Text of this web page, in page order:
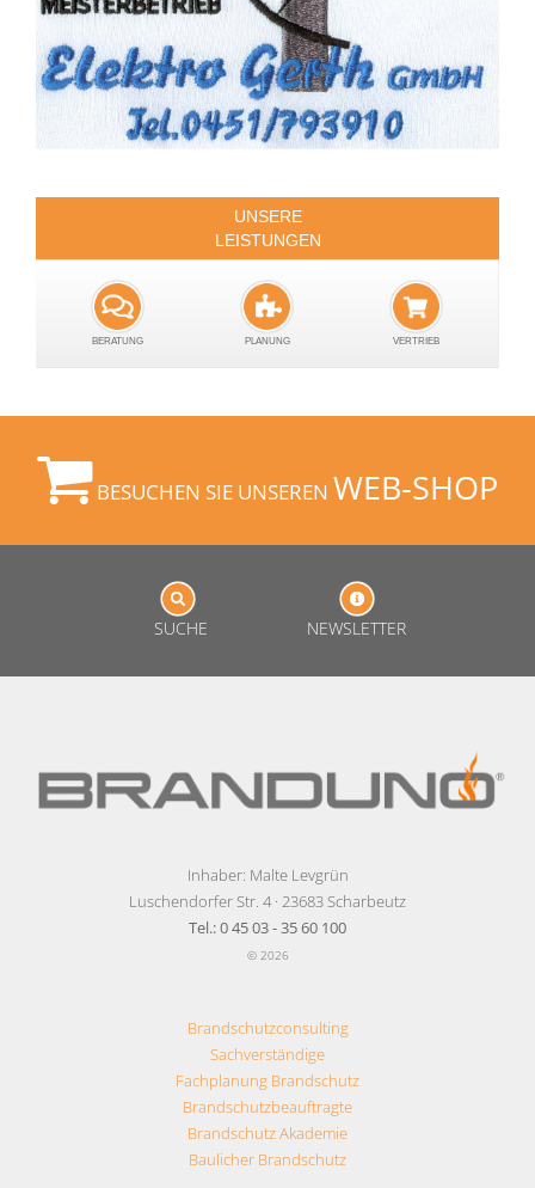
UNSERE
LEISTUNGEN
BERATUNG PLANUNG VERTRIEB
BESUCHEN SIE UNSEREN WEB-SHOP
SUCHE NEWSLETTER
Inhaber: Malte Levgrün
Luschendorfer Str. 4 · 23683 Scharbeutz
Tel.: 0 45 03 - 35 60 100
© 2026
Brandschutzconsulting
Sachverständige
Fachplanung Brandschutz
Brandschutzbeauftragte
Brandschutz Akademie
Baulicher Brandschutz